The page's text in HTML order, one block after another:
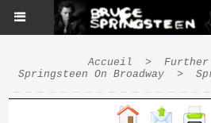
Accueil > Further
Springsteen On Broadway
>